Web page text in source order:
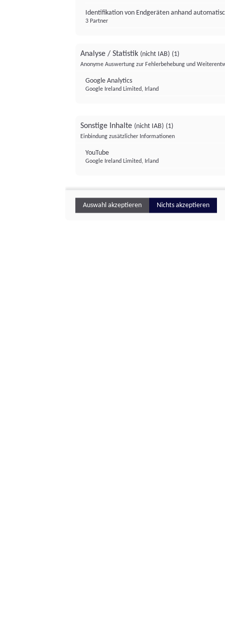
Identifikation von Endgeräten anhand
3 Partner
Analyse / Statistik (nicht IAB) (1)
Anonyme Auswertung zur Fehlerbehebung und
Google Analytics
Google Ireland Limited, Irland
Sonstige Inhalte (nicht IAB) (1)
Einbindung zusätzlicher Informationen
YouTube
Google Ireland Limited, Irland
Auswahl akzeptieren Nichts akzeptieren